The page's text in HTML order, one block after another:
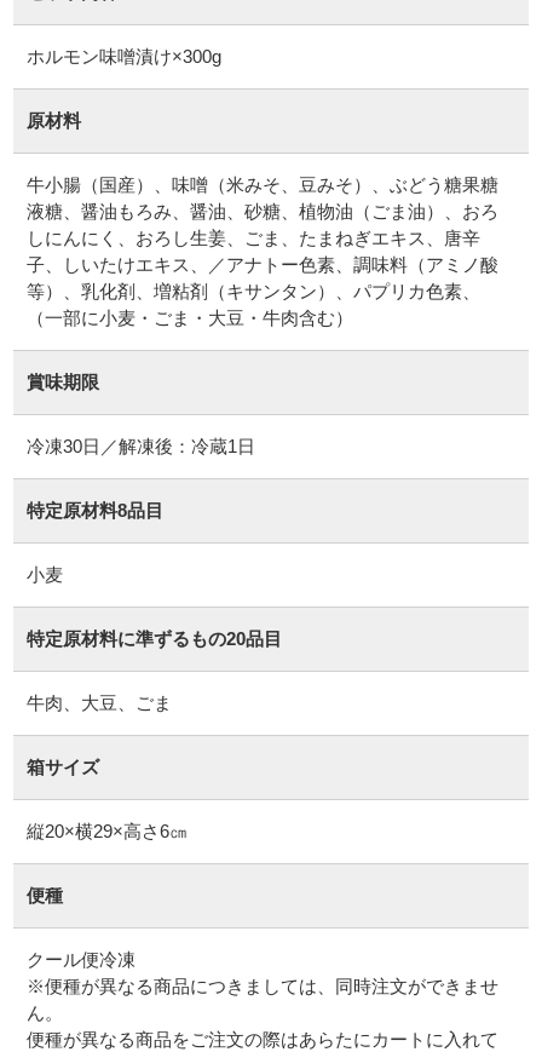
ホルモン味噌漬け×300g
原材料
牛小腸（国産）、味噌（米みそ、豆みそ）、ぶどう糖果糖
液糖、醤油もろみ、醤油、砂糖、植物油（ごま油）、おろ
しにんにく、おろし生姜、ごま、たまねぎエキス、唐辛
子、しいたけエキス、／アナトー色素、調味料（アミノ酸
等）、乳化剤、増粘剤（キサンタン）、パプリカ色素、
（一部に小麦・ごま・大豆・牛肉含む）
賞味期限
冷凍30日／解凍後：冷蔵1日
特定原材料8品目
小麦
特定原材料に準ずるもの20品目
牛肉、大豆、ごま
箱サイズ
縦20×横29×高さ6㎝
便種
クール便冷凍
※便種が異なる商品につきましては、同時注文ができませ
ん。
便種が異なる商品をご注文の際はあらたにカートに入れて